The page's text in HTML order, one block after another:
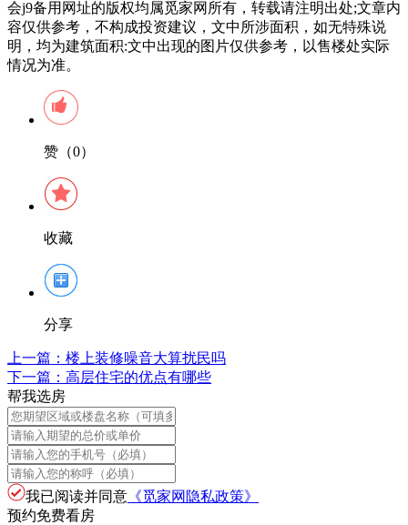
会j9备用网址的版权均属觅家网所有，转载请注明出处;文章内
容仅供参考，不构成投资建议，文中所涉面积，如无特殊说
明，均为建筑面积:文中出现的图片仅供参考，以售楼处实际
情况为准。
赞（0）
收藏
分享
上一篇： 楼上装修噪音大算扰民吗
下一篇： 高层住宅的优点有哪些
帮我选房
我已阅读并同意 《觅家网隐私政策》
预约免费看房